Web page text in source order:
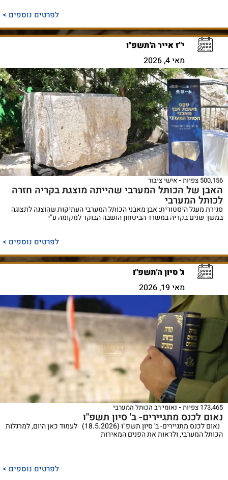
לפרטים נוספים >
י"ז אייר ה'תשפ"ו
מאי 4, 2026
500,156 צפיות אישי ציבור
האבן של הכותל המערבי שהייתה מוצגת בקריה חזרה
לכותל המערבי
סגירת מעגל היסטורית: אבן מאבני הכותל המערבי העתיקות שהוצגה לתצוגה
במשך שנים בקריה במשרד הביטחון הושבה הבוקר למקומה ע"י
לפרטים נוספים >
ג' סיון ה'תשפ"ו
מאי 19, 2026
173,465 צפיות נאומי רב הכותל המערבי
נאום לכנס מתגיירים- ב' סיון תשפ"ו
נאום לכנס מתגיירים- ב' סיון תשפ"ו (18.5.2026) לעמוד כאן היום, למרגלות
הכותל המערבי, ולראות את הפנים המאירות
לפרטים נוספים >